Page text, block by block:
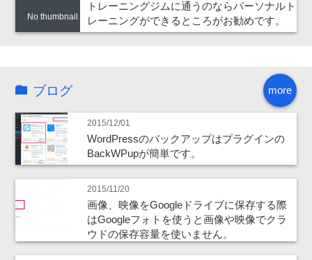
No thumbnail
トレーニングジムに通うのならパーソナルト
レーニングができるところがお勧めです。
more
ブログ
2015/12/01
WordPressのバックアップはプラグインの
BackWPupが簡単です。
2015/11/20
画像、映像をGoogleドライブに保存する際
はGoogleフォトを使うと画像や映像でクラ
ウドの保存容量を使いません。